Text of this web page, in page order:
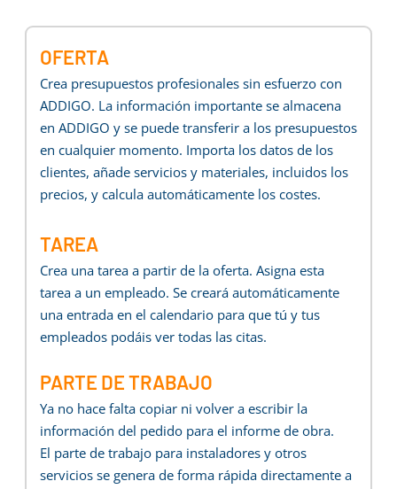
OFERTA
Crea presupuestos profesionales sin esfuerzo con
ADDIGO. La información importante se almacena
en ADDIGO y se puede transferir a los presupuestos
en cualquier momento. Importa los datos de los
clientes, añade servicios y materiales, incluidos los
precios, y calcula automáticamente los costes.
TAREA
Crea una tarea a partir de la oferta. Asigna esta
tarea a un empleado. Se creará automáticamente
una entrada en el calendario para que tú y tus
empleados podáis ver todas las citas.
PARTE DE TRABAJO
Ya no hace falta copiar ni volver a escribir la
información del pedido para el informe de obra.
El parte de trabajo para instaladores y otros
servicios se genera de forma rápida directamente a